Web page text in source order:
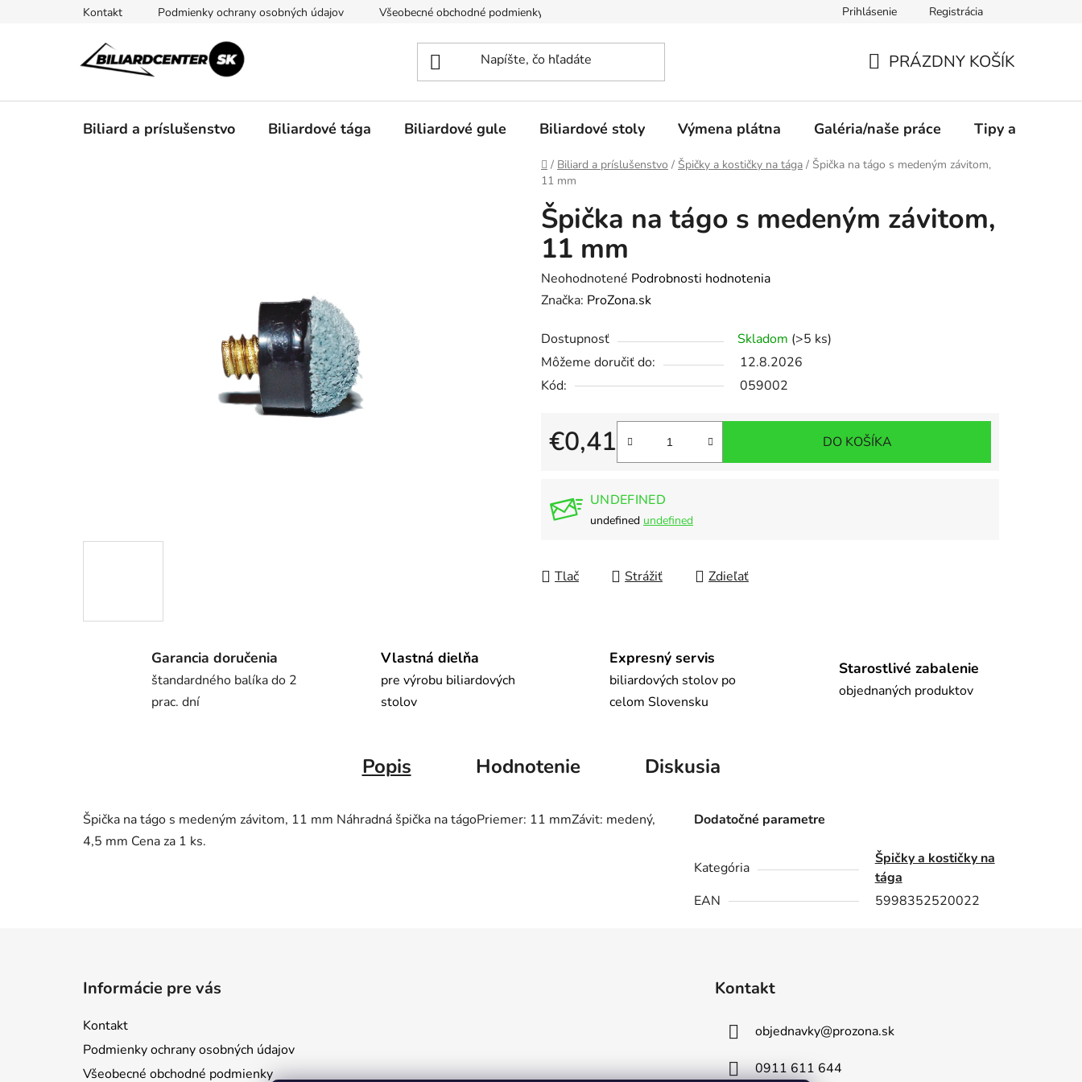
Kontakt Podmienky ochrany osobných údajov Všeobecné obchodné podmienky Prihlásenie Registrácia
KOŠÍK
PRÁZDNY KOŠÍK
Biliard a príslušenstvo Biliardové tága Biliardové gule Biliardové stoly Výmena plátna Galéria/naše práce Tipy a rady
Domov
/ Biliard a príslušenstvo / Špičky a kostičky na tága / Špička na tágo s medeným závitom,
11 mm
Špička na tágo s medeným závitom,
11 mm
Priemerné
hodnotenie
je
0,0
z
hviezdičiek.
Neohodnotené Podrobnosti hodnotenia
Značka: ProZona.sk
Dostupnosť Skladom (>5 ks)
Môžeme doručiť do:
12.8.2026
Kód:
059002
€0,41
Jednotková cena:
DO KOŠÍKA
UNDEFINED
undefined undefined
Tlač Strážiť Zdieľať
Garancia doručenia
štandardného balíka do 2
prac. dní
Vlastná dielňa
pre výrobu biliardových
stolov
Expresný servis
biliardových stolov po
celom Slovensku
Starostlivé zabalenie
objednaných produktov
Popis Hodnotenie Diskusia
Špička na tágo s medeným závitom, 11 mm Náhradná špička na tágoPriemer: 11 mmZávit: medený,
4,5 mm Cena za 1 ks.
Dodatočné parametre
Kategória
Špičky a kostičky na
tága
EAN
5998352520022
Informácie pre vás
Kontakt
Podmienky ochrany osobných údajov
Všeobecné obchodné podmienky
Kontakt
objednavky@prozona.sk
0911 611 644